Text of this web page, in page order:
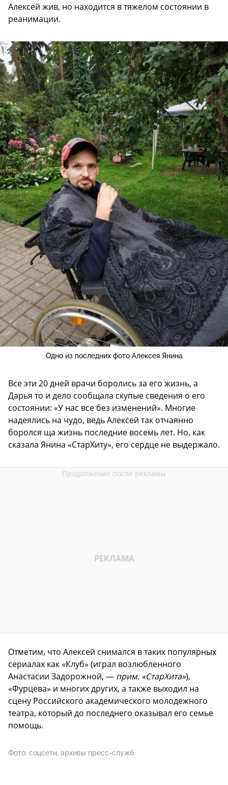
Алексей жив, но находится в тяжелом состоянии в
реанимации.
Одно из последних фото Алексея Янина
Все эти 20 дней врачи боролись за его жизнь, а
Дарья то и дело сообщала скупые сведения о его
состоянии: «У нас все без изменений». Многие
надеялись на чудо, ведь Алексей так отчаянно
боролся ща жизнь последние восемь лет. Но, как
сказала Янина «СтарХиту», его сердце не выдержало.
Отметим, что Алексей снимался в таких популярных
сериалах как «Клуб» (играл возлюбленного
Анастасии Задорожной, — прим. «СтарХита»),
«Фурцева» и многих других, а также выходил на
сцену Российского академического молодежного
театра, который до последнего оказывал его семье
помощь.
Фото: соцсети, архивы пресс-служб